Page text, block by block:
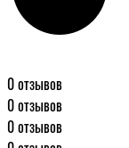
0 отзывов
0 отзывов
0 отзывов